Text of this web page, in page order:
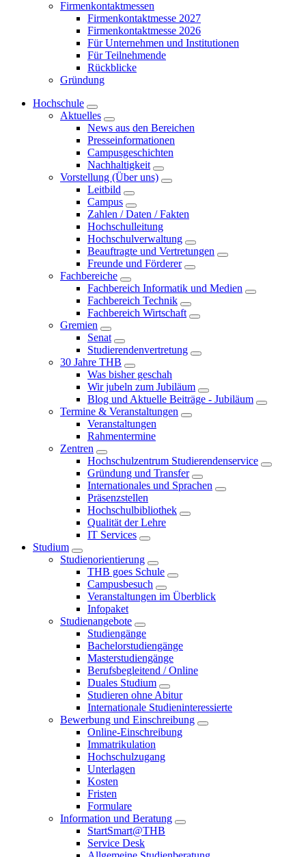
Firmenkontaktmessen
Firmenkontaktmesse 2027
Firmenkontaktmesse 2026
Für Unternehmen und Institutionen
Für Teilnehmende
Rückblicke
Gründung
Hochschule
Aktuelles
News aus den Bereichen
Presseinformationen
Campusgeschichten
Nachhaltigkeit
Vorstellung (Über uns)
Leitbild
Campus
Zahlen / Daten / Fakten
Hochschulleitung
Hochschulverwaltung
Beauftragte und Vertretungen
Freunde und Förderer
Fachbereiche
Fachbereich Informatik und Medien
Fachbereich Technik
Fachbereich Wirtschaft
Gremien
Senat
Studierendenvertretung
30 Jahre THB
Was bisher geschah
Wir jubeln zum Jubiläum
Blog und Aktuelle Beiträge - Jubiläum
Termine & Veranstaltungen
Veranstaltungen
Rahmentermine
Zentren
Hochschulzentrum Studierendenservice
Gründung und Transfer
Internationales und Sprachen
Präsenzstellen
Hochschulbibliothek
Qualität der Lehre
IT Services
Studium
Studienorientierung
THB goes Schule
Campusbesuch
Veranstaltungen im Überblick
Infopaket
Studienangebote
Studiengänge
Bachelorstudiengänge
Masterstudiengänge
Berufsbegleitend / Online
Duales Studium
Studieren ohne Abitur
Internationale Studieninteressierte
Bewerbung und Einschreibung
Online-Einschreibung
Immatrikulation
Hochschulzugang
Unterlagen
Kosten
Fristen
Formulare
Information und Beratung
StartSmart@THB
Service Desk